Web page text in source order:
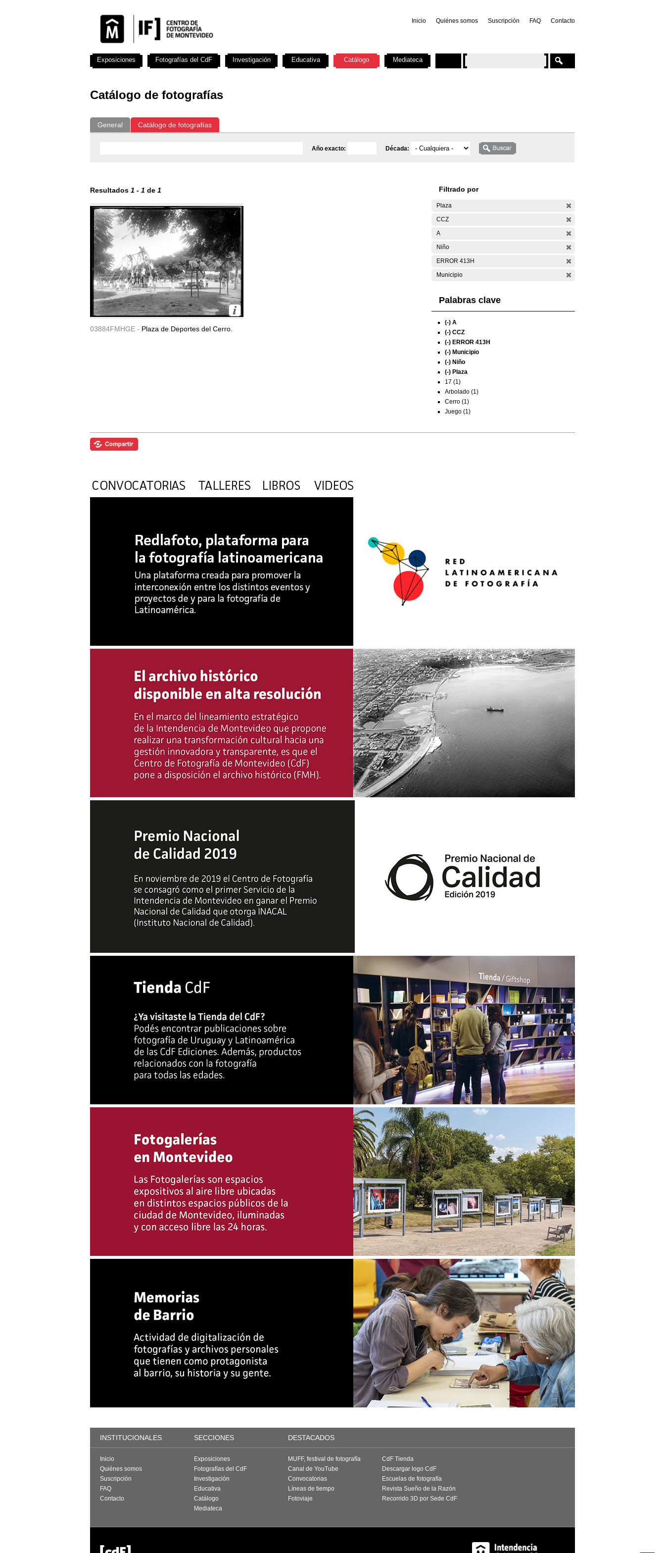
Inicio Quiénes somos Suscripción FAQ Contacto
Catálogo de fotografías
General Catálogo de fotografías
Año exacto: Década:
Resultados 1 - 1 de 1
03884FMHGE - Plaza de Deportes del Cerro.
Filtrado por
Plaza
CCZ
A
Niño
ERROR 413H
Municipio
Palabras clave
(-) A
(-) CCZ
(-) ERROR 413H
(-) Municipio
(-) Niño
(-) Plaza
17 (1)
Arbolado (1)
Cerro (1)
Juego (1)
Exposiciones Fotografías del CdF Investigación Educativa Catálogo Mediateca
INSTITUCIONALES SECCIONES DESTACADOS
Inicio
Quiénes somos
Suscripción
FAQ
Contacto
Exposiciones
Fotografías del CdF
Investigación
Educativa
Catálogo
Mediateca
MUFF, festival de fotografía
Canal de YouTube
Convocatorias
Líneas de tiempo
Fotoviaje
CdF Tienda
Descargar logo CdF
Escuelas de fotografía
Revista Sueño de la Razón
Recorrido 3D por Sede CdF